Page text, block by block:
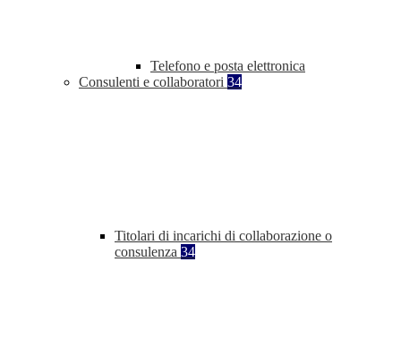
Telefono e posta elettronica
Consulenti e collaboratori 34
Titolari di incarichi di collaborazione o
consulenza 34